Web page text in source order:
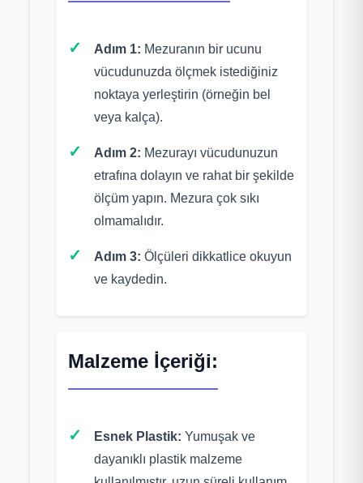
Adım 1: Mezuranın bir ucunu
vücudunuzda ölçmek istediğiniz
noktaya yerleştirin (örneğin bel
veya kalça).
Adım 2: Mezurayı vücudunuzun
etrafına dolayın ve rahat bir şekilde
ölçüm yapın. Mezura çok sıkı
olmamalıdır.
Adım 3: Ölçüleri dikkatlice okuyun
ve kaydedin.
Malzeme İçeriği:
Esnek Plastik: Yumuşak ve
dayanıklı plastik malzeme